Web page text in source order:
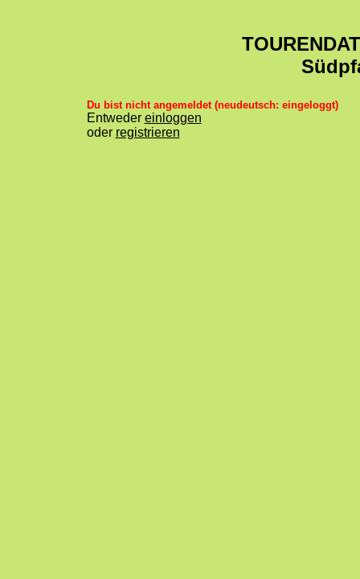
Du bist nicht angemeldet (neudeutsch: eingeloggt)
Entweder einloggen
oder registrieren